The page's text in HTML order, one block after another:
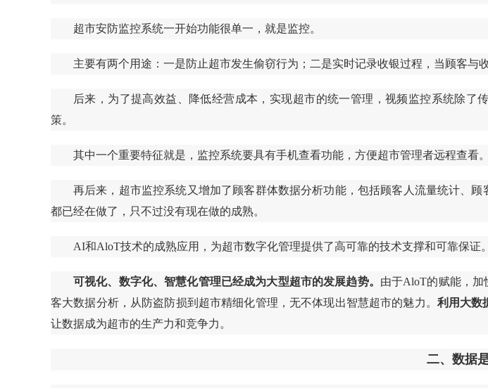
超市安防监控系统一开始功能很单一，就是监控。
主要有两个用途：一是防止超市发生偷窃行为；二是实时记录收银过程，当顾客与
后来，为了提高效益、降低经营成本，实现超市的统一管理，视频监控系统除
策。
其中一个重要特征就是，监控系统要具有手机查看功能，方便超市管理者远程查看。
再后来，超市监控系统又增加了顾客群体数据分析功能，包括顾客人流量统计、
都已经在做了，只不过没有现在做的成熟。
AI和AloT技术的成熟应用，为超市数字化管理提供了高可靠的技术支撑和可靠保证。
可视化、数字化、智慧化管理已经成为大型超市的发展趋势。 由于AloT的赋能，加
客大数据分析，从防盗防损到超市精细化管理，无不体现出智慧超市的魅力。 利用大数
让数据成为超市的生产力和竞争力。
二、数据